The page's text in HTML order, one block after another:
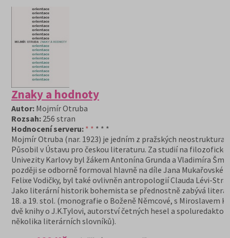
Znaky a hodnoty
Autor: Mojmír Otruba
Rozsah: 256 stran
Hodnocení serveru: * * * * *
Mojmír Otruba (nar. 1923) je jedním z pražských
Působil v Ústavu pro českou literaturu. Za studií na
Univezity Karlovy byl žákem Antonína Grunda a Vladimíra
později se odborně formoval hlavně na díle Jana
Felixe Vodičky, byl také ovlivněn antropologií Clauda Lévi-
Jako literární historik bohemista se přednostně zabývá
18. a 19. stol. (monografie o Boženě Němcové, s Miroslavem
dvě knihy o J.K.Tylovi, autorství četných hesel a
několika literárních slovníků).